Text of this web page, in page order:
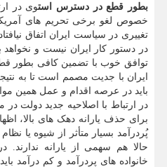
بطور قطع در دسترس استوی در
خصوص لغو برخی تحریم های
تغییری در سیاست ایران اتفاق
در دستور کار ایران نیست و نخواهد
توافق خوب با تضمین کافی بطور
ایران با جدیت مصمم است تا به
باید در عرصه اقدام و عمل همین
در ارتباط با اصلاحیه جدید دولت در مورد
برای حذف یارانه دهک های بالا،
پُردرآمد بسیار متأثر از شیوه یا
حالا هم سهمی از یارانه ندارند.
خانواده های پردرآمد و کم درآمد